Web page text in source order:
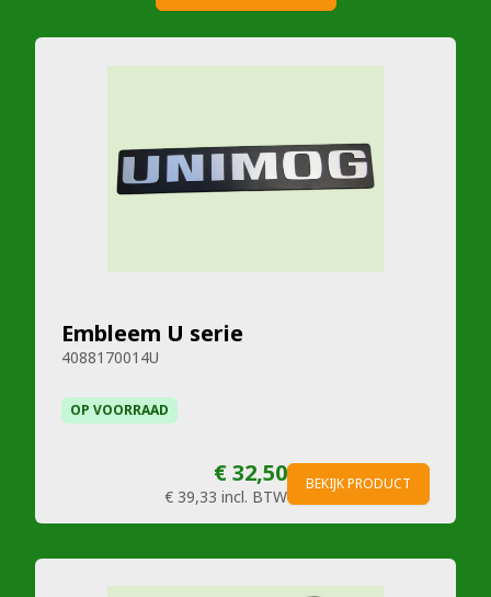
Embleem U serie
4088170014U
OP VOORRAAD
€ 32,50
€ 39,33 incl. BTW
BEKIJK PRODUCT